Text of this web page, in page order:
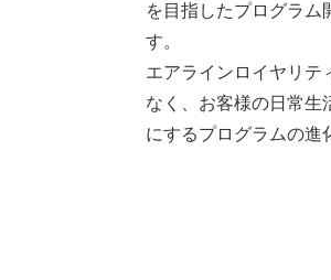
を目指したプログラム
す。
エアラインロイヤリテ
なく、お客様の日常生
にするプログラムの進